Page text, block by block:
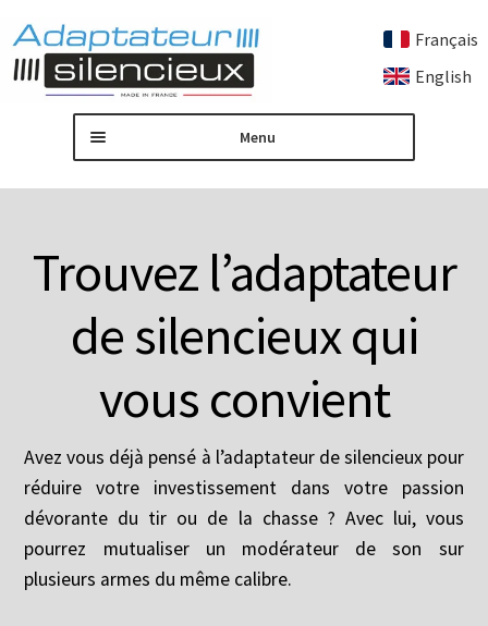
Aller
Aller
Français
English
Menu
Accueil
Ouvrir
le
menu
Contactez nous
Mon compte
Trouvez l’adaptateur
de silencieux qui
vous convient
Avez vous déjà pensé à l’adaptateur de silencieux pour
réduire votre investissement dans votre passion
dévorante du tir ou de la chasse ? Avec lui, vous
pourrez mutualiser un modérateur de son sur
plusieurs armes du même calibre.